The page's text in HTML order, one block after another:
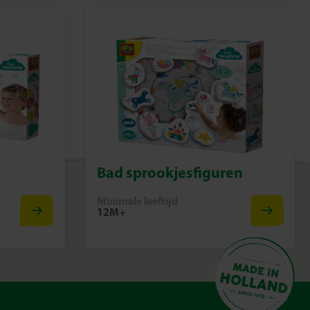
2-in-1 – Boerderijdieren van SES Creative
nieuws. Een vrolijke, leerzame en veilige speelervaring
Bad sprookjesfiguren
12M+